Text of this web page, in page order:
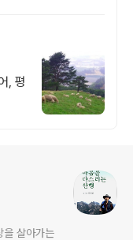
, 평
을 살아가는